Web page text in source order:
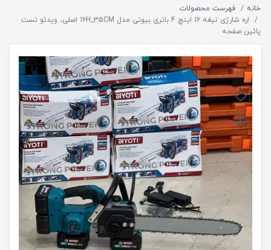
خانه
فهرست محصولات
اره شارژی تیغه 16 اینچ 4 باتری بیوتی مدل 16H_35CM اصلی، ویدئو تست
پائین صفحه